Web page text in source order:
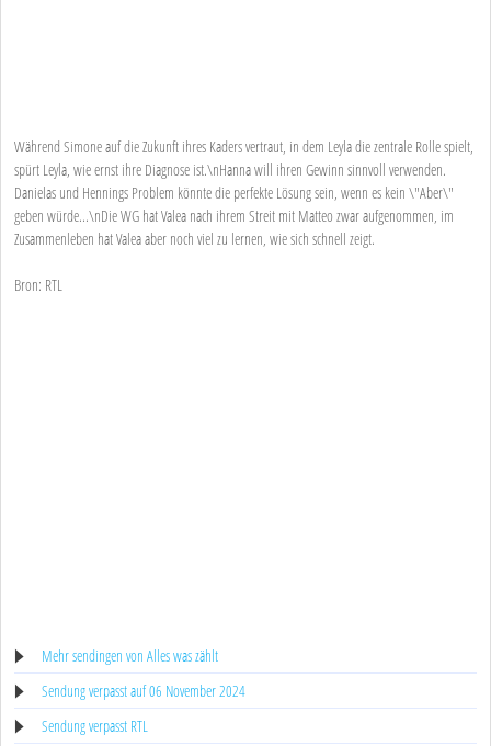
Während Simone auf die Zukunft ihres Kaders vertraut, in dem Leyla die zentrale Rolle spielt,
spürt Leyla, wie ernst ihre Diagnose ist.\nHanna will ihren Gewinn sinnvoll verwenden.
Danielas und Hennings Problem könnte die perfekte Lösung sein, wenn es kein \"Aber\"
geben würde...\nDie WG hat Valea nach ihrem Streit mit Matteo zwar aufgenommen, im
Zusammenleben hat Valea aber noch viel zu lernen, wie sich schnell zeigt.
Bron: RTL
Mehr sendingen von Alles was zählt
Sendung verpasst auf 06 November 2024
Sendung verpasst RTL